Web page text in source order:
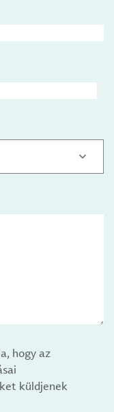
hogy az
küldjenek